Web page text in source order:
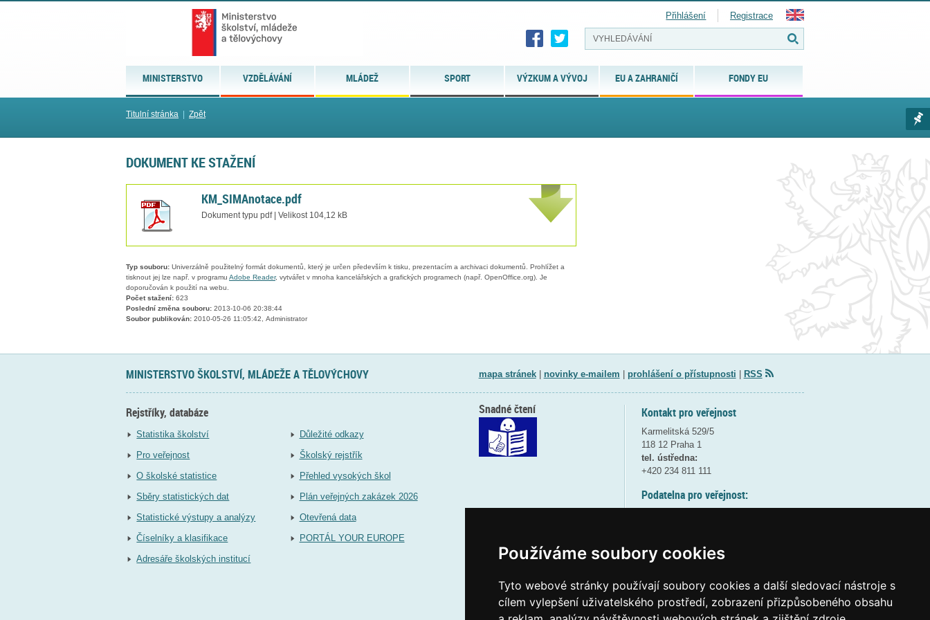
Používáme soubory cookies
Tyto webové stránky používají soubory cookies a další sledovací nástroje s
cílem vylepšení uživatelského prostředí, zobrazení přizpůsobeného obsahu
MINISTERSTVO VZDĚLÁVÁNÍ MLÁDEŽ SPORT VÝZKUM A VÝVOJ EU A ZAHRANIČÍ FONDY EU
Přihlášení Registrace
Titulní stránka Zpět
DOKUMENT KE STAŽENÍ
KM_SIMAnotace.pdf
Dokument typu pdf | Velikost 104,12 kB
Typ souboru: Univerzálně použitelný formát dokumentů, který je určen především k tisku, prezentacím a archivaci dokumentů. Prohlížet a
tisknout jej lze např. v programu Adobe Reader, vytvářet v mnoha kancelářských a grafických programech (např. OpenOffice.org). Je
doporučován k použití na webu.
Počet stažení: 623
Poslední změna souboru: 2013-10-06 20:38:44
Soubor publikován: 2010-05-26 11:05:42, Administrator
MINISTERSTVO ŠKOLSTVÍ, MLÁDEŽE A TĚLOVÝCHOVY mapa stránek| novinky e-mailem prohlášení o přístupnosti RSS
Rejstříky, databáze
Statistika školství
Pro veřejnost
O školské statistice
Sběry statistických dat
Statistické výstupy a analýzy
Číselníky a klasifikace
Adresáře školských institucí
Důležité odkazy
Školský rejstřík
Přehled vysokých škol
Plán veřejných zakázek 2026
Otevřená data
PORTÁL YOUR EUROPE
Kontakt pro veřejnost
Karmelitská 529/5
118 12 Praha 1
tel. ústředna:
+420 234 811 111
Podatelna pro veřejnost:
(více informací
Elektronická podatelna:
Snadné čtení